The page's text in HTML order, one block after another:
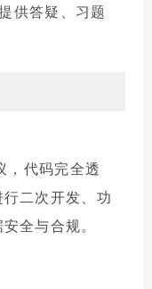
供答疑、习题
代码完全透
二次开发、功
全与合规。